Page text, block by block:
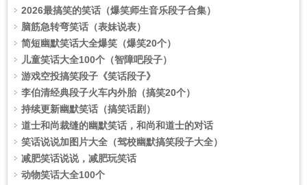
2026最搞笑的笑话（爆笑师生音乐段子合集）
脑筋急转弯笑话（表妹说表）
简短幽默笑话大全爆笑（爆笑20个）
儿童笑话大全100个（智障吧段子）
游戏空投搞笑段子《笑话段子》
李伯清经典段子火车内外胎（搞笑20个）
持续更新幽默笑话（搞笑话剧）
道士和尚裁缝的幽默笑话，和尚和道士的对话
笑话说说加图片大全（驾校幽默搞笑段子大全）
减肥笑话说说，减肥玩笑话
动物笑话大全100个